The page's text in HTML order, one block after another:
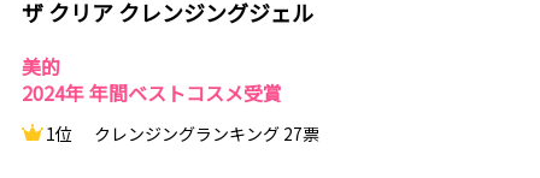
ザ クリア クレンジングジェル
美的
2024年 年間ベストコスメ受賞
1位 クレンジングランキング 27票